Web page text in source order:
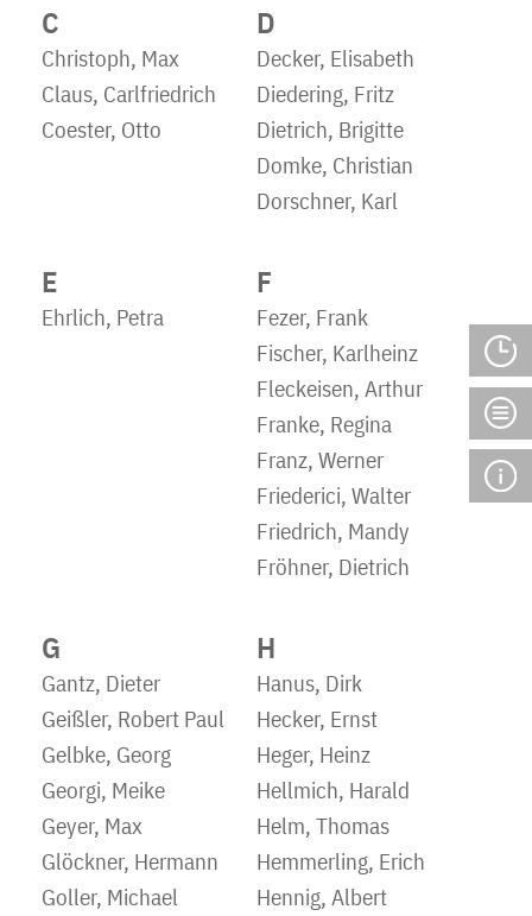
C
Christoph, Max
Claus, Carlfriedrich
Coester, Otto
D
Decker, Elisabeth
Diedering, Fritz
Dietrich, Brigitte
Domke, Christian
Dorschner, Karl
E
Ehrlich, Petra
F
Fezer, Frank
Fischer, Karlheinz
Fleckeisen, Arthur
Franke, Regina
Franz, Werner
Friederici, Walter
Friedrich, Mandy
Fröhner, Dietrich
G
Gantz, Dieter
Geißler, Robert Paul
Gelbke, Georg
Georgi, Meike
Geyer, Max
Glöckner, Hermann
Goller, Michael
H
Hanus, Dirk
Hecker, Ernst
Heger, Heinz
Hellmich, Harald
Helm, Thomas
Hemmerling, Erich
Hennig, Albert